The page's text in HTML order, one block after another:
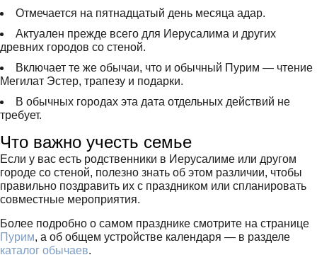
Отмечается на пятнадцатый день месяца адар.
Актуален прежде всего для Иерусалима и других
древних городов со стеной.
Включает те же обычаи, что и обычный Пурим — чтение
Мегилат Эстер, трапезу и подарки.
В обычных городах эта дата отдельных действий не
требует.
Что важно учесть семье
Если у вас есть родственники в Иерусалиме или другом
городе со стеной, полезно знать об этом различии, чтобы
правильно поздравить их с праздником или спланировать
совместные мероприятия.
Более подробно о самом празднике смотрите на странице
Пурим, а об общем устройстве календаря — в разделе
каталог обычаев.